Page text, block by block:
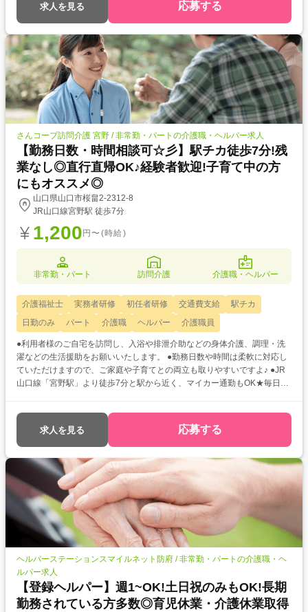
求人を見る 応募する
さんコープ訪問介護 宮野 / 非常勤・パートの介護職・ヘルパー求人
【勤務日数・時間相談可☆彡】駅チカ徒歩7分!残
業なし◎直行直帰OK♪経験者歓迎!子育て中の方
にもオススメ◎
山口県山口市桜畠2-2312-8
JR山口線宮野駅 徒歩7分
1,200 円〜(時給)
非常勤・パート 訪問介護 介護職・ヘルパー
介護福祉士 実務者研修 初任者研修 交通費支給
駅チカ
日勤のみ
パート 介護職 ヘルパー 介護職員
●利用者様のご自宅を訪問し、入浴や排泄介助などの身体介護、調理・洗
濯などの生活援助をお願いいたします。 ●勤務日数や時間は柔軟に対応し
ていただけますので、ご家庭や子育てとの両立も取りやすいですよ♪ ●JR
山口線「宮野駅」より徒歩7分と駅から近く、マイカー通勤もOK★毎日の
求人を見る 応募する
ヘルパーステーションスマイルネット防府 / 非常勤・パートの介護職・ヘ
ルパー求人
【登録ヘルパー】週1~OK!土日祝のみもOK!長期
勤務されている方多数◎育児休業・介護休業取得